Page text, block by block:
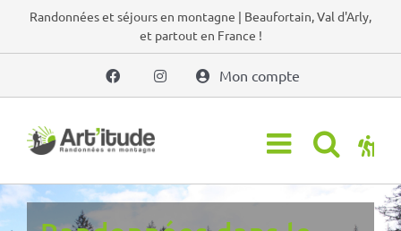
PasserRandonnées et séjours en montagne | Beaufortain, Val d'Arly,
et partout en France !
Mon compte